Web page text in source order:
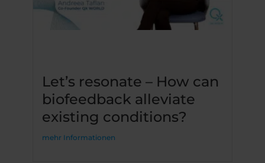
Let’s resonate – How can
biofeedback alleviate
existing conditions?
mehr Informationen